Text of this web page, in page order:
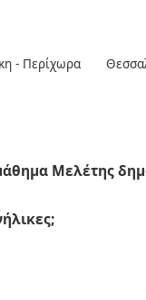
- Περίχωρα
Μελέτης